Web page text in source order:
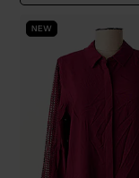
NEW